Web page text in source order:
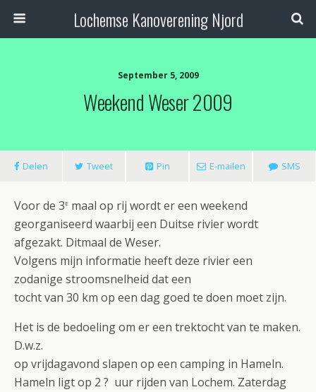
Lochemse Kanoverening Njord
September 5, 2009
Weekend Weser 2009
Delen Tweet Pin E-mailen SMS
Voor de 3e maal op rij wordt er een weekend
georganiseerd waarbij een Duitse rivier wordt
afgezakt. Ditmaal de Weser.
Volgens mijn informatie heeft deze rivier een
zodanige stroomsnelheid dat een
tocht van 30 km op een dag goed te doen moet zijn.
Het is de bedoeling om er een trektocht van te maken.
D.w.z.
op vrijdagavond slapen op een camping in Hameln.
Hameln ligt op 2 ? uur rijden van Lochem. Zaterdag